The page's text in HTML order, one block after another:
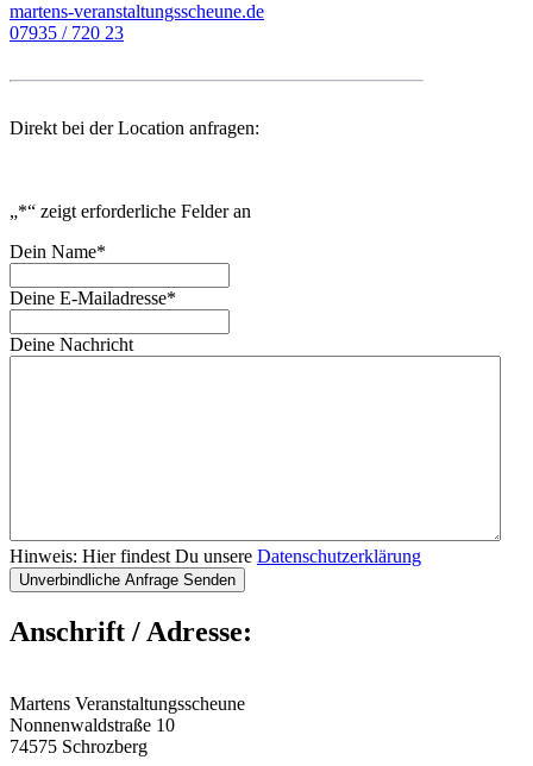
martens-veranstaltungsscheune.de
07935 / 720 23
Direkt bei der Location anfragen:
„*“ zeigt erforderliche Felder an
Dein Name*
Deine E-Mailadresse*
Deine Nachricht
Hinweis: Hier findest Du unsere Datenschutzerklärung
Anschrift / Adresse:
Martens Veranstaltungsscheune
Nonnenwaldstraße 10
74575 Schrozberg